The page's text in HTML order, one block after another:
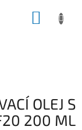
OLEJ S
200 ML